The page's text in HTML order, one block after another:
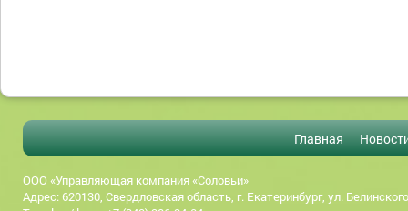
Главная
ООО «Управляющая компания «Соловьи»
Адрес: 620130, Свердловская область, г. Екатеринбург, ул.